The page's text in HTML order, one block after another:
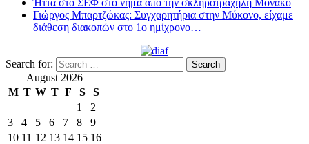
Γιώργος Μπαρτζώκας: Συγχαρητήρια στην Μύκονο, είχαμε
διάθεση διακοπών στο 1ο ημίχρονο…
Search for:
August 2026
M T W T F S
S
1
2
3
4 5 6 7 8
9
10 11 12 13 14 15 16